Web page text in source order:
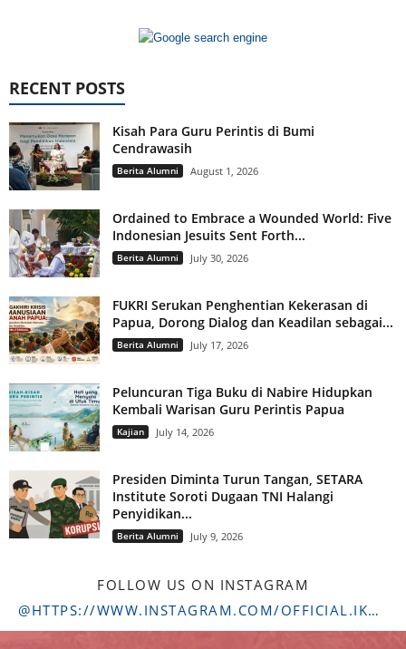
RECENT POSTS
Kisah Para Guru Perintis di Bumi
Cendrawasih
Berita Alumni August 1, 2026
Ordained to Embrace a Wounded World: Five
Indonesian Jesuits Sent Forth...
Berita Alumni July 30, 2026
FUKRI Serukan Penghentian Kekerasan di
Papua, Dorong Dialog dan Keadilan sebagai...
Berita Alumni July 17, 2026
Peluncuran Tiga Buku di Nabire Hidupkan
Kembali Warisan Guru Perintis Papua
Kajian July 14, 2026
Presiden Diminta Turun Tangan, SETARA
Institute Soroti Dugaan TNI Halangi
Penyidikan...
Berita Alumni July 9, 2026
FOLLOW US ON INSTAGRAM
@HTTPS://WWW.INSTAGRAM.COM/OFFICIAL.IKADSTFDRIYARKARA/